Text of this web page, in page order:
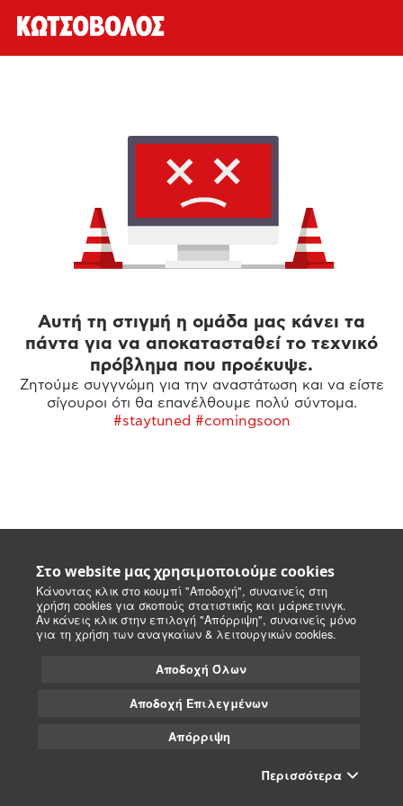
Στο website μας χρησιμοποιούμε cookies
Κάνοντας κλικ στο κουμπί "Αποδοχή", συναινείς στη
χρήση cookies για σκοπούς στατιστικής και μάρκετινγκ.
Αν κάνεις κλικ στην επιλογή "Απόρριψη", συναινείς μόνο
για τη χρήση των αναγκαίων & λειτουργικών cookies.
Αποδοχή Όλων
Αποδοχή Επιλεγμένων
Απόρριψη
Περισσότερα
Αυτή τη στιγμή η ομάδα μας κάνει τα
πάντα για να αποκατασταθεί το τεχνικό
πρόβλημα που προέκυψε.
Ζητούμε συγγνώμη για την αναστάτωση και να είστε
σίγουροι ότι θα επανέλθουμε πολύ σύντομα.
#staytuned #comingsoon